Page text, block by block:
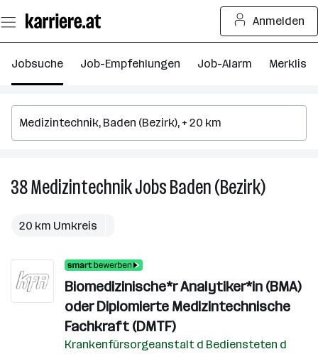
Seiteninhalt
springen
Anmelden
Jobsuche Job-Empfehlungen Job-Alarm Merkliste
38MedizintechnikJobsBaden (Bezirk)38
20 km Umkreis
Biomedizinische*r Analytiker*in (BMA)
oder Diplomierte Medizintechnische
Fachkraft (DMTF)
Krankenfürsorgeanstalt d Bediensteten d